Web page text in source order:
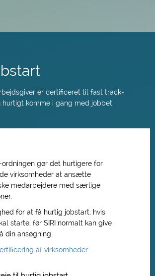
er certificeret til fast track-
hurtigt komme i gang med jobbet.
ordningen gør det hurtigere for
virksomheder at ansætte
medarbejdere med særlige
for at få hurtig jobstart, hvis
starte, før SIRI normalt kan give
din ansøgning.
af virksomheder